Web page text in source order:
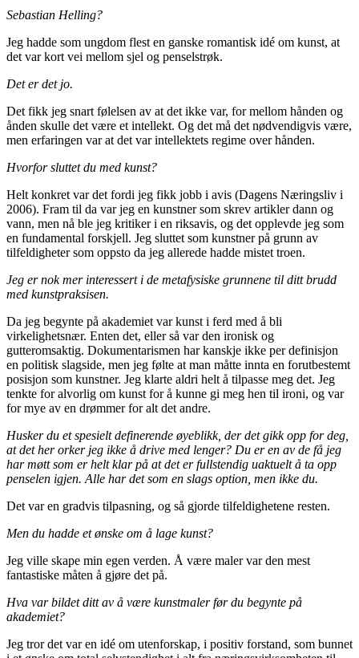
Sebastian Helling?
Jeg hadde som ungdom flest en ganske romantisk idé om kunst, at
det var kort vei mellom sjel og penselstrøk.
Det er det jo.
Det fikk jeg snart følelsen av at det ikke var, for mellom hånden og
ånden skulle det være et intellekt. Og det må det nødvendigvis være,
men erfaringen var at det var intellektets regime over hånden.
Hvorfor sluttet du med kunst?
Helt konkret var det fordi jeg fikk jobb i avis (Dagens Næringsliv i
2006). Fram til da var jeg en kunstner som skrev artikler dann og
vann, men nå ble jeg kritiker i en riksavis, og det opplevde jeg som
en fundamental forskjell. Jeg sluttet som kunstner på grunn av
tilfeldigheter som oppsto da jeg allerede hadde mistet troen.
Jeg er nok mer interessert i de metafysiske grunnene til ditt brudd
med kunstpraksisen.
Da jeg begynte på akademiet var kunst i ferd med å bli
virkelighetsnær. Enten det, eller så var den ironisk og
gutteromsaktig. Dokumentarismen har kanskje ikke per definisjon
en politisk slagside, men jeg følte at man måtte innta en forutbestemt
posisjon som kunstner. Jeg klarte aldri helt å tilpasse meg det. Jeg
tenkte for alvorlig om kunst for å kunne gi meg hen til ironi, og var
for mye av en drømmer for alt det andre.
Husker du et spesielt definerende øyeblikk, der det gikk opp for deg,
at det her orker jeg ikke å drive med lenger? Du er en av de få jeg
har møtt som er helt klar på at det er fullstendig uaktuelt å ta opp
penselen igjen. Alle har det som en slags option, men ikke du.
Det var en gradvis tilpasning, og så gjorde tilfeldighetene resten.
Men du hadde et ønske om å lage kunst?
Jeg ville skape min egen verden. Å være maler var den mest
fantastiske måten å gjøre det på.
Hva var bildet ditt av å være kunstmaler før du begynte på
akademiet?
Jeg tror det var en idé om utenforskap, i positiv forstand, som bunnet